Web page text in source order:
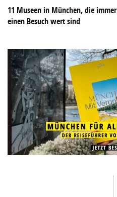
11 Museen in München, die immer
einen Besuch wert sind